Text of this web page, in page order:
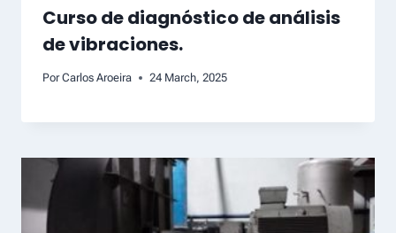
Curso de diagnóstico de análisis
de vibraciones.
Por Carlos Aroeira 24 March, 2025